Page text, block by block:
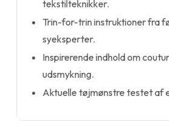
tekstilteknikker.
Trin-for-trin instruktioner fra
syeksperter.
Inspirerende indhold om
udsmykning.
Aktuelle tøjmønstre testet af